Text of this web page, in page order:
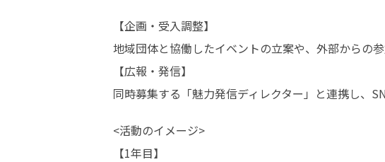
【企画・受入調整】
地域団体と協働したイベントの立案や、外部からの
【広報・発信】
同時募集する「魅力発信ディレクター」と連携し、
<活動のイメージ>
【1年目】